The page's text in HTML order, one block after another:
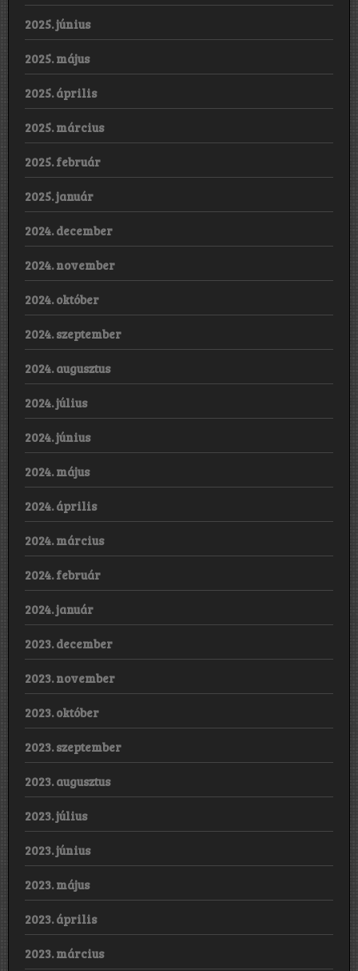
2025. június
2025. május
2025. április
2025. március
2025. február
2025. január
2024. december
2024. november
2024. október
2024. szeptember
2024. augusztus
2024. július
2024. június
2024. május
2024. április
2024. március
2024. február
2024. január
2023. december
2023. november
2023. október
2023. szeptember
2023. augusztus
2023. július
2023. június
2023. május
2023. április
2023. március